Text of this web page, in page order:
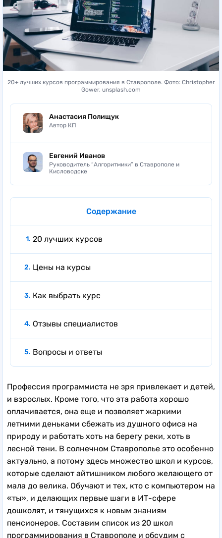
20+ лучших курсов программирования в Ставрополе. Фото: Christopher
Gower, unsplash.com
Анастасия Полищук
Автор КП
Евгений Иванов
Руководитель “Алгоритмики” в Ставрополе и
Кисловодске
Содержание
20 лучших курсов
Цены на курсы
Как выбрать курс
Отзывы специалистов
Вопросы и ответы
Профессия программиста не зря привлекает и детей,
и взрослых. Кроме того, что эта работа хорошо
оплачивается, она еще и позволяет жаркими
летними деньками сбежать из душного офиса на
природу и работать хоть на берегу реки, хоть в
лесной тени. В солнечном Ставрополье это особенно
актуально, а потому здесь множество школ и курсов,
которые сделают айтишником любого желающего от
мала до велика. Обучают и тех, кто с компьютером на
«ты», и делающих первые шаги в ИТ-сфере
дошколят, и тянущихся к новым знаниям
пенсионеров. Составим список из 20 школ
программирования в Ставрополе и обсудим с